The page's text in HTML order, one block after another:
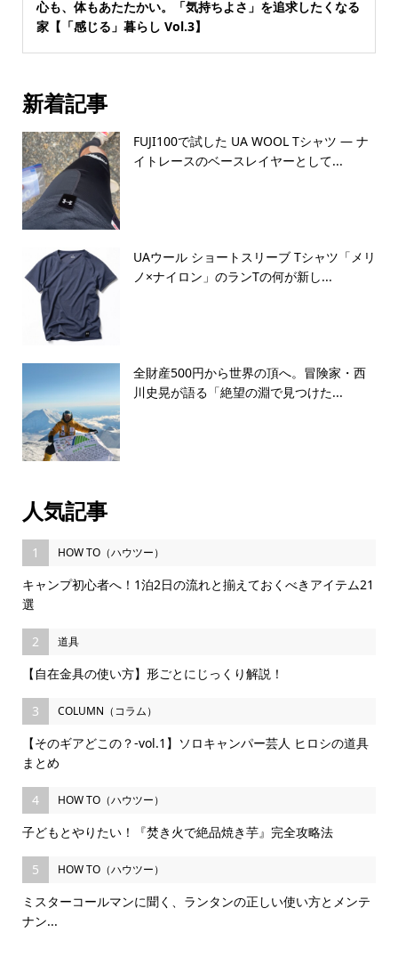
心も、体もあたたかい。「気持ちよさ」を追求したくなる
家【「感じる」暮らし Vol.3】
新着記事
FUJI100で試した UA WOOL Tシャツ — ナ
イトレースのベースレイヤーとして...
UAウール ショートスリーブ Tシャツ「メリ
ノ×ナイロン」のランTの何が新し...
全財産500円から世界の頂へ。冒険家・西
川史晃が語る「絶望の淵で見つけた...
人気記事
1 HOW TO（ハウツー）
キャンプ初心者へ！1泊2日の流れと揃えておくべきアイテム21
選
2 道具
【自在金具の使い方】形ごとにじっくり解説！
3 COLUMN（コラム）
【そのギアどこの？-vol.1】ソロキャンパー芸人 ヒロシの道具
まとめ
4 HOW TO（ハウツー）
子どもとやりたい！『焚き火で絶品焼き芋』完全攻略法
5 HOW TO（ハウツー）
ミスターコールマンに聞く、ランタンの正しい使い方とメンテ
ナン...